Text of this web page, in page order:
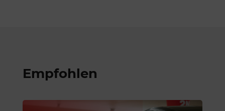
Empfohlen